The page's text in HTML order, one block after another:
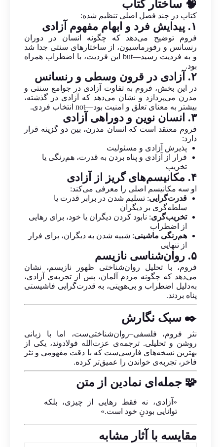
🧠 ساختار کتاب
کتاب در چند فصل اصلی تنظیم شده:
۱. پیدایش فرد و ابهام مفهوم آزادی
فروم توضیح می‌دهد که چگونه انسان در دوران
رنسانس و رفورماسیون، از ساختارهای سنتی جدا شد
و به فردیت رسید—but این فردیت، با اضطراب همراه
بود.
۲. آزادی در قرون وسطی و رنسانس
در این بخش، فروم به تفاوت آزادی در جوامع سنتی و
مدرن می‌پردازد و نشان می‌دهد که آزادی در گذشته،
بیشتر به معنای تعلق و امنیت بود—not انتخاب فردی.
۳. انسان نوین و دوراهی آزادی
فروم معتقد است که انسان مدرن، بین دو گزینه قرار
دارد:
پذیرش آزادی و مسئولیت
فرار از آزادی و پناه بردن به قدرت، هم‌رنگی یا
تخریب
۴. مکانیسم‌های گریز از آزادی
او سه مکانیسم اصلی را معرفی می‌کند:
قدرت‌گرایی: تسلیم شدن در برابر قدرت یا
سلطه‌گری بر دیگران
تخریب‌گری: نابود کردن دیگران یا خود، برای رهایی
از اضطراب
هم‌رنگی ماشینی: شبیه شدن به دیگران، برای فرار
از تنهایی
۵. روان‌شناسی نازیسم
فروم، با تحلیل روان‌شناختی ظهور نازیسم، نشان
می‌دهد که چگونه مردم آلمان، پس از تجربه‌ی آزادی،
به‌دلیل اضطراب و بی‌هویتی، به قدرت‌گرایی فاشیستی
پناه بردند.
✒️ سبک نگارش
نثر فروم، فلسفی–روان‌شناختی‌ست، اما با زبانی
روشن و تحلیلی. ترجمه‌ی عزت‌الله فولادوند، یکی از
بهترین نسخه‌های فارسی‌ست که با دقت مفهومی و نثر
فاخر، تجربه‌ی خواندن را عمیق‌تر کرده.
🧩 جمله‌ای نمادین از متن
«آزادی، نه فقط رهایی از چیزی، بلکه
توانایی بودنِ خود است.»
مقایسه با آثار مشابه